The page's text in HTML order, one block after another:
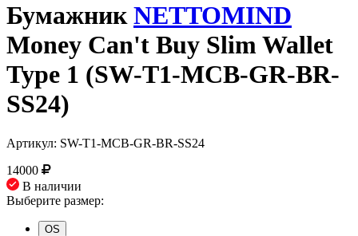
БумажникNETTOMIND
Money Can't Buy Slim Wallet
Type 1 (SW-T1-MCB-GR-BR-
SS24)
Артикул: SW-T1-MCB-GR-BR-SS24
14000
В наличии
Выберите размер:
OS